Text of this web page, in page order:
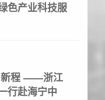
色产业科技服
新程 ——浙江
行赴海宁中